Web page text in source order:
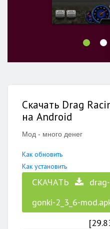
Скачать Drag
на Android
Мод - много денег
Как обновить
Как установить
СКАЧАТЬ
gonki-2_3_6-